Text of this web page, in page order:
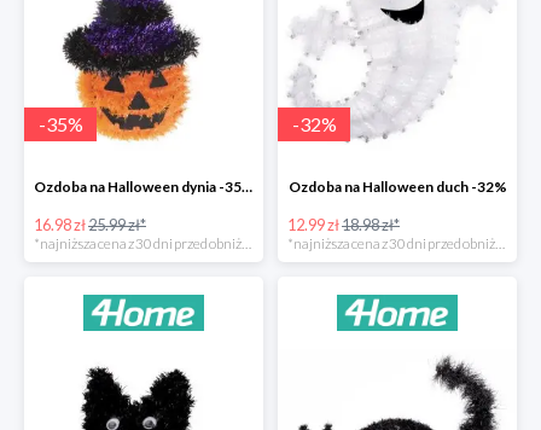
-35%
Ozdoba na Halloween dynia -35%
16.98 zł25.99 zł*
*najniższa cena z 30 dni przed obniżką
-32%
Ozdoba na Halloween duch -32%
12.99 zł18.98 zł*
*najniższa cena z 30 dni przed obniżką